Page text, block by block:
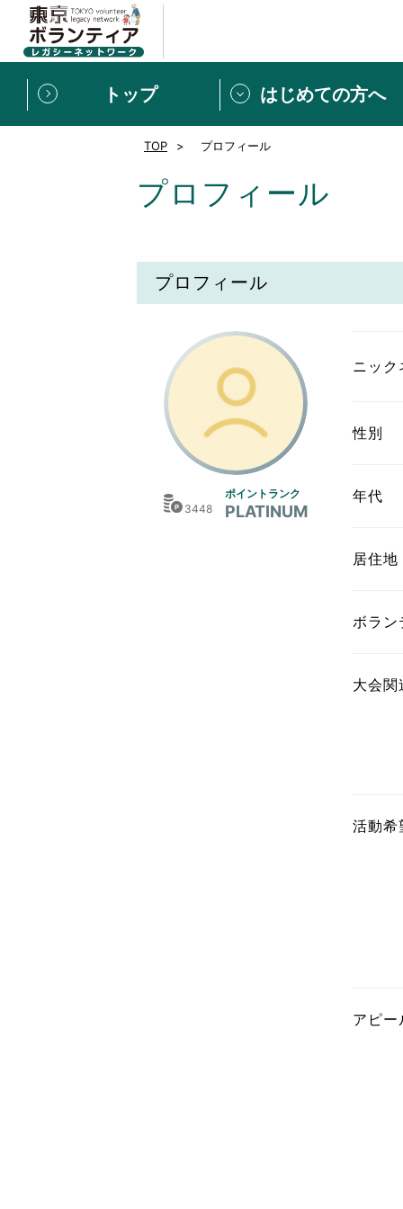
トップ はじめての方へ
新規登録 ボランティア
東京ボランティアレガ
VLNポイントとは
東京2020大会の軌跡
シティキャスト
おもてなし語学ボランティ
TOP プロフィール
プロフィール
プロフィール
3448
ポイントランク
PLATINUM
ニック
性別
年代
居住地
ボラン
大会
活動希
アピ